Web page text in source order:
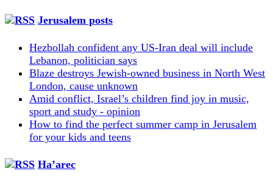
Jerusalem posts
Hezbollah confident any US-Iran deal will include
Lebanon, politician says
Blaze destroys Jewish-owned business in North West
London, cause unknown
Amid conflict, Israel’s children find joy in music,
sport and study - opinion
How to find the perfect summer camp in Jerusalem
for your kids and teens
Ha’arec